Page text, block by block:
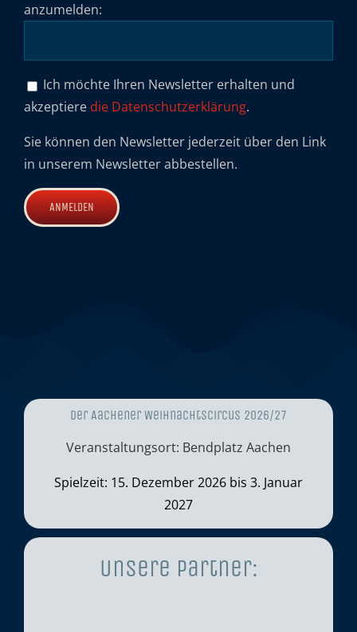
anzumelden:
Ich möchte Ihren Newsletter erhalten und
akzeptiere die Datenschutzerklärung.
Sie können den Newsletter jederzeit über den Link
in unserem Newsletter abbestellen.
Der Aachener Weihnachtscircus 2026/27
Veranstaltungsort: Bendplatz Aachen
Spielzeit: 15. Dezember 2026 bis 3. Januar
2027
Unsere Partner: